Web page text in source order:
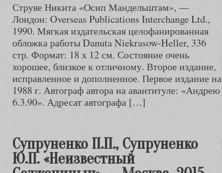
Струве Никита «Осип Мандельштам», —
Лондон: Overseas Publications Interchange Ltd.,
1990. Мягкая издательская целофанированная
обложка работы Danuta Niekrasow-Heller, 336
стр. Формат: 18 х 12 см. Состояние очень
хорошее, близкое к отличному. Второе издание,
исправленное и дополненное. Первое издание
1988 г. Автограф автора на авантитуле:
6.3.90». Адресат автографа […]
Супруненко П.П., Супруненко
Ю.П. «Неизвестный